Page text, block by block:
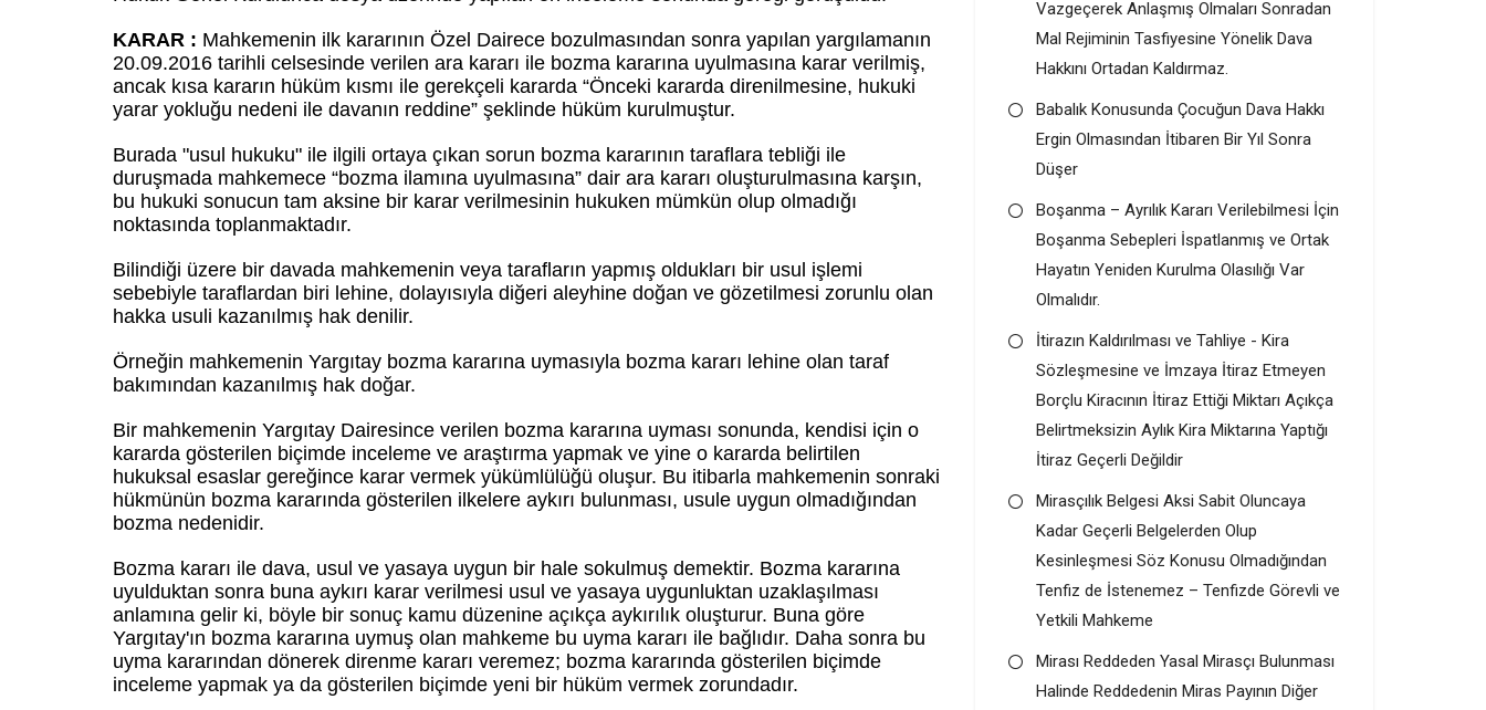
KARAR : Mahkemenin ilk kararının Özel Dairece bozulmasından sonra yapılan yargılamanın
20.09.2016 tarihli celsesinde verilen ara kararı ile bozma kararına uyulmasına karar verilmiş,
ancak kısa kararın hüküm kısmı ile gerekçeli kararda “Önceki kararda direnilmesine, hukuki
yarar yokluğu nedeni ile davanın reddine” şeklinde hüküm kurulmuştur.
Burada "usul hukuku" ile ilgili ortaya çıkan sorun bozma kararının taraflara tebliği ile
duruşmada mahkemece “bozma ilamına uyulmasına” dair ara kararı oluşturulmasına karşın,
bu hukuki sonucun tam aksine bir karar verilmesinin hukuken mümkün olup olmadığı
noktasında toplanmaktadır.
Bilindiği üzere bir davada mahkemenin veya tarafların yapmış oldukları bir usul işlemi
sebebiyle taraflardan biri lehine, dolayısıyla diğeri aleyhine doğan ve gözetilmesi zorunlu olan
hakka usuli kazanılmış hak denilir.
Örneğin mahkemenin Yargıtay bozma kararına uymasıyla bozma kararı lehine olan taraf
bakımından kazanılmış hak doğar.
Bir mahkemenin Yargıtay Dairesince verilen bozma kararına uyması sonunda, kendisi için o
kararda gösterilen biçimde inceleme ve araştırma yapmak ve yine o kararda belirtilen
hukuksal esaslar gereğince karar vermek yükümlülüğü oluşur. Bu itibarla mahkemenin sonraki
hükmünün bozma kararında gösterilen ilkelere aykırı bulunması, usule uygun olmadığından
bozma nedenidir.
Bozma kararı ile dava, usul ve yasaya uygun bir hale sokulmuş demektir. Bozma kararına
uyulduktan sonra buna aykırı karar verilmesi usul ve yasaya uygunluktan uzaklaşılması
anlamına gelir ki, böyle bir sonuç kamu düzenine açıkça aykırılık oluşturur. Buna göre
Yargıtay'ın bozma kararına uymuş olan mahkeme bu uyma kararı ile bağlıdır. Daha sonra bu
uyma kararından dönerek direnme kararı veremez; bozma kararında gösterilen biçimde
inceleme yapmak ya da gösterilen biçimde yeni bir hüküm vermek zorundadır.
Vazgeçerek Anlaşmış Olmaları Sonradan
Mal Rejiminin Tasfiyesine Yönelik Dava
Hakkını Ortadan Kaldırmaz.
Babalık Konusunda Çocuğun Dava Hakkı
Ergin Olmasından İtibaren Bir Yıl Sonra
Düşer
Boşanma – Ayrılık Kararı Verilebilmesi İçin
Boşanma Sebepleri İspatlanmış ve Ortak
Hayatın Yeniden Kurulma Olasılığı Var
Olmalıdır.
İtirazın Kaldırılması ve Tahliye - Kira
Sözleşmesine ve İmzaya İtiraz Etmeyen
Borçlu Kiracının İtiraz Ettiği Miktarı Açıkça
Belirtmeksizin Aylık Kira Miktarına Yaptığı
İtiraz Geçerli Değildir
Mirasçılık Belgesi Aksi Sabit Oluncaya
Kadar Geçerli Belgelerden Olup
Kesinleşmesi Söz Konusu Olmadığından
Tenfiz de İstenemez – Tenfizde Görevli ve
Yetkili Mahkeme
Mirası Reddeden Yasal Mirasçı Bulunması
Halinde Reddedenin Miras Payının Diğer